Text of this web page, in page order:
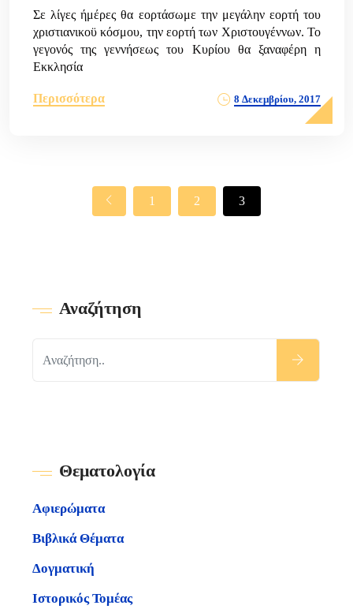
Σε λίγες ήμέρες θα εορτάσωμε την μεγάλην εορτή του
χριστιανικοϋ κόσμου, την εορτή των Χριστουγέννων. Το
γεγονός της γεννήσεως του Κυρίου θα ξαναφέρη η
Εκκλησία
Περισσότερα 8 Δεκεμβρίου, 2017
1 2 3
Αναζήτηση
Θεματολογία
Αφιερώματα
Βιβλικά Θέματα
Δογματική
Ιστορικός Τομέας